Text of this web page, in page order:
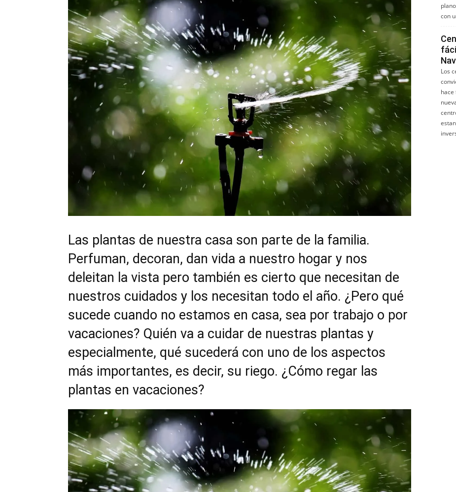
Las plantas de nuestra casa son parte de la familia.
Perfuman, decoran, dan vida a nuestro hogar y nos
deleitan la vista pero también es cierto que necesitan de
nuestros cuidados y los necesitan todo el año. ¿Pero qué
sucede cuando no estamos en casa, sea por trabajo o por
vacaciones? Quién va a cuidar de nuestras plantas y
especialmente, qué sucederá con uno de los aspectos
más importantes, es decir, su riego. ¿Cómo regar las
plantas en vacaciones?
con
Los